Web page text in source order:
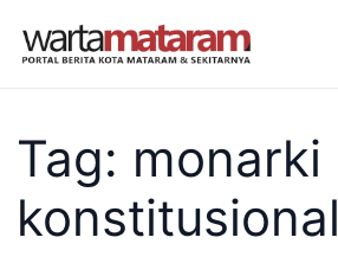
Tag: monarki
konstitusional